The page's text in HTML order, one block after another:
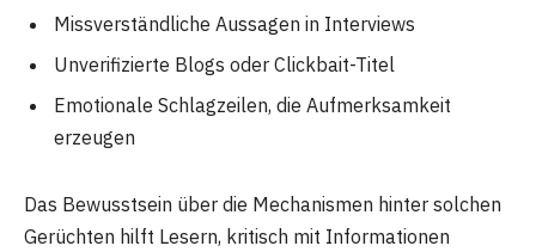
Missverständliche Aussagen in Interviews
Unverifizierte Blogs oder Clickbait-Titel
Emotionale Schlagzeilen, die Aufmerksamkeit
erzeugen
Das Bewusstsein über die Mechanismen hinter solchen
Gerüchten hilft Lesern, kritisch mit Informationen